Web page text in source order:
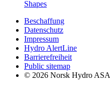
Shapes
Beschaffung
Datenschutz
Impressum
Hydro AlertLine
Barrierefreiheit
Public sitemap
© 2026 Norsk Hydro ASA